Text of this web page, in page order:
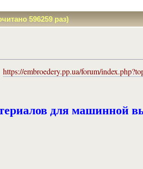
596259 раз)
https://embroedery.pp.ua/forum/
для машинной